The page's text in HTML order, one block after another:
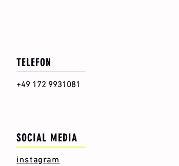
TELEFON
+49 172 9931081
SOCIAL MEDIA
instagram